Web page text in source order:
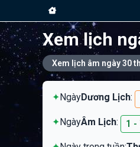
Xem lịch
Xem lịch âm ngày 30
✦NgàyDương Lịch:
✦NgàyÂm Lịch: 1 -